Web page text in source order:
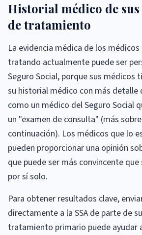
Historial médico de
de tratamiento
La evidencia médica de los
tratando actualmente puede ser
Seguro Social, porque sus médicos
su historial médico con más detalle
como un médico del Seguro Social
un "examen de consulta" (más
continuación). Los médicos que lo
pueden proporcionar una opinión
que puede ser más convincente
por sí solo.
Para obtener resultados clave,
directamente a la SSA de parte de
tratamiento primario puede ayudar